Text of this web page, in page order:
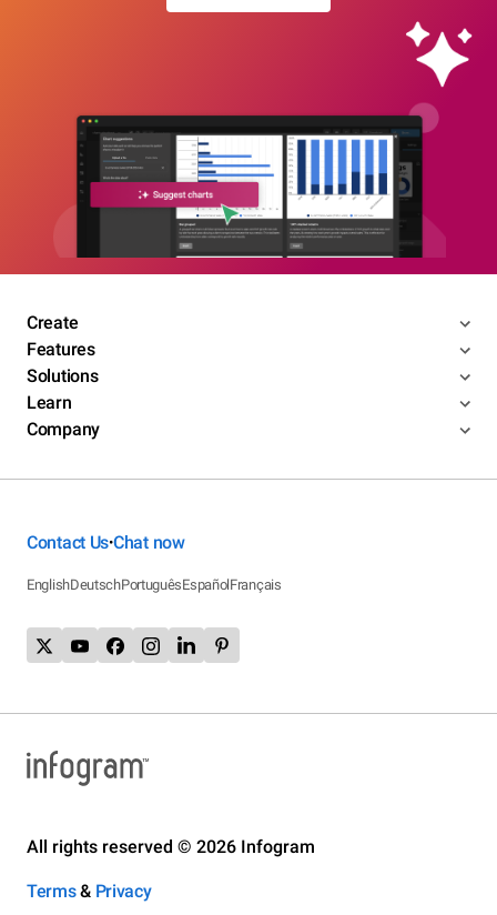
Create
Features
Solutions
Learn
Company
Contact Us•Chat now
EnglishDeutschPortuguêsEspañolFrançais
All rights reserved © 2026 Infogram
Terms& Privacy